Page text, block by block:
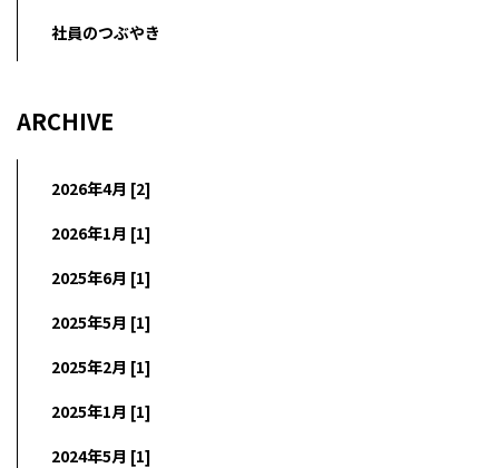
社員のつぶやき
ARCHIVE
2026年4月 [2]
2026年1月 [1]
2025年6月 [1]
2025年5月 [1]
2025年2月 [1]
2025年1月 [1]
2024年5月 [1]